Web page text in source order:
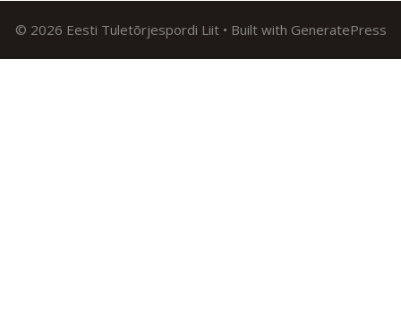
© 2026 Eesti Tuletõrjespordi Liit• Built with GeneratePress